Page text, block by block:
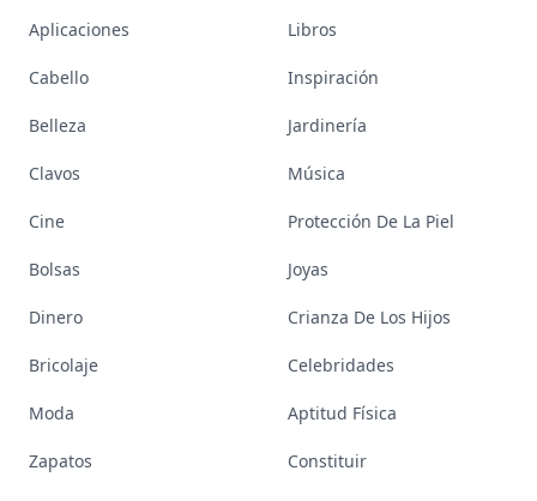
Aplicaciones Libros
Cabello Inspiración
Belleza Jardinería
Clavos Música
Cine Protección De La Piel
Bolsas Joyas
Dinero Crianza De Los Hijos
Bricolaje Celebridades
Moda Aptitud Física
Zapatos Constituir